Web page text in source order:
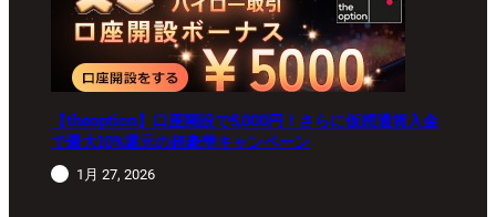
【theoption】口座開設で5,000円！さらに仮想通貨入金
で最大10%還元の超豪華キャンペーン
1月 27, 2026